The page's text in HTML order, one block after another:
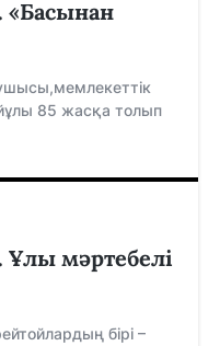
85 жасқа толып
мәртебелі
бірі –